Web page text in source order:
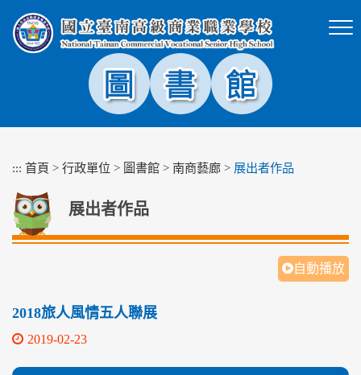
塊
::: 首頁 > 行政單位 > 圖書館 > 南商藝廊 > 展出者作品
展出者作品
自動播放
2018旅人風情五人聯展
2019-02-23